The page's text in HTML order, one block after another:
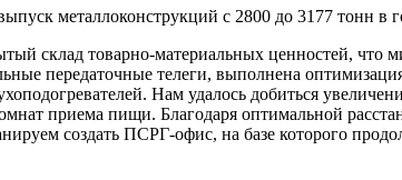
металлоконструкций с 2800 до 3177 тонн в
склад товарно-материальных ценностей, что
передаточные телеги, выполнена
Нам удалось добиться
приема пищи. Благодаря оптимальной
создать ПСРГ-офис, на базе которого